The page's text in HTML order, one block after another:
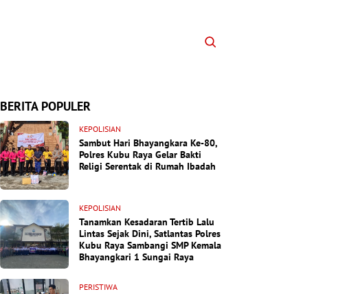
BERITA POPULER
KEPOLISIAN
Sambut Hari Bhayangkara Ke-80,
Polres Kubu Raya Gelar Bakti
Religi Serentak di Rumah Ibadah
KEPOLISIAN
Tanamkan Kesadaran Tertib Lalu
Lintas Sejak Dini, Satlantas Polres
Kubu Raya Sambangi SMP Kemala
Bhayangkari 1 Sungai Raya
PERISTIWA